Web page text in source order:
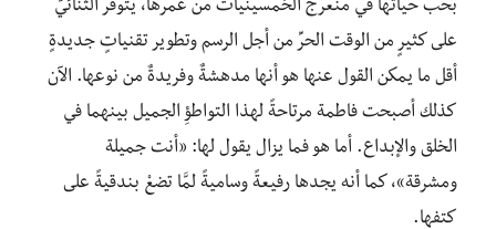
بحب حياتها في منعرج الخمسينيات من عمرها، يتوفر الثنائيُّ
على كثيرٍ من الوقت الحرِّ من أجل الرسم وتطوير تقنياتٍ جديدةٍ
أقل ما يمكن القول عنها هو أنها مدهشةٌ وفريدةٌ من نوعها. الآن
كذلك أصبحت فاطمة مرتاحةً لهذا التواطؤِ الجميل بينهما في
الخلق والإبداع. أما هو فما يزال يقول لها: «أنت جميلة
ومشرقة»، كما أنه يجدها رفيعةً وساميةً لمَّا تضعْ بندقيةً على
كتفها.